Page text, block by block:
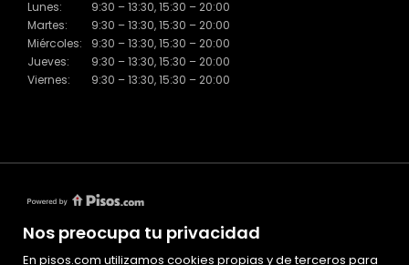
Nos preocupa tu privacidad
En pisos.com utilizamos cookies propias y de terceros para
Lunes:
9:30 – 13:30, 15:30 – 20:00
Martes:
9:30 – 13:30, 15:30 – 20:00
Miércoles:
9:30 – 13:30, 15:30 – 20:00
Jueves:
9:30 – 13:30, 15:30 – 20:00
Viernes:
9:30 – 13:30, 15:30 – 20:00